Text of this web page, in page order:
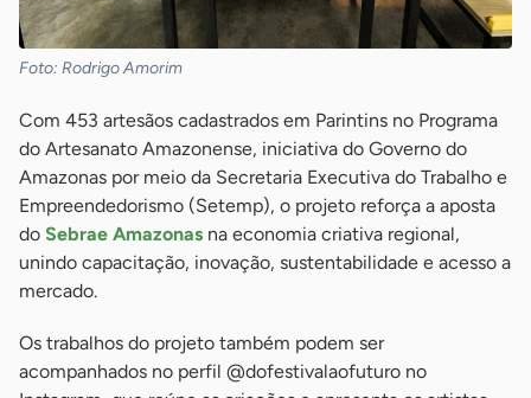
Foto: Rodrigo Amorim
Com 453 artesãos cadastrados em Parintins no Programa
do Artesanato Amazonense, iniciativa do Governo do
Amazonas por meio da Secretaria Executiva do Trabalho e
Empreendedorismo (Setemp), o projeto reforça a aposta
do Sebrae Amazonas na economia criativa regional,
unindo capacitação, inovação, sustentabilidade e acesso a
mercado.
Os trabalhos do projeto também podem ser
acompanhados no perfil @dofestivalaofuturo no